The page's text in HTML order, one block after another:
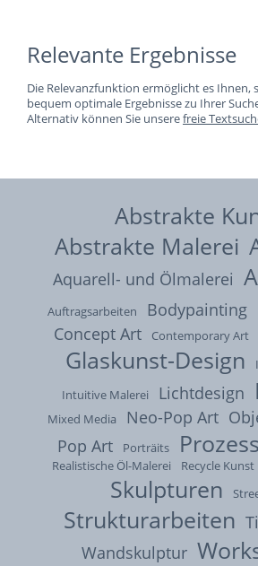
Relevante Ergebnisse
Die Relevanzfunktion ermöglicht es Ihnen,
bequem optimale Ergebnisse zu Ihrer
Alternativ können Sie unserefreie
Abstrakte
Abstrakte Malerei
Aquarell- und Ölmalerei
Auftragsarbeiten Bodypainting
Concept Art Contemporary Art
Glaskunst-Design
Intuitive Malerei
Lichtdesign
Mixed Media Neo-Pop Art
Pop Art Porträits
Realistische Öl-Malerei Recycle Kunst
Skulpturen
Strukturarbeiten
Wandskulptur